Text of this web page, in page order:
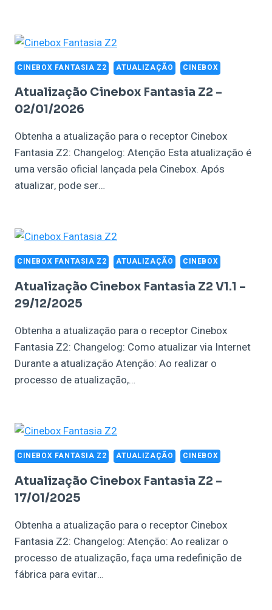
CINEBOX FANTASIA Z2 ATUALIZAÇÃO CINEBOX
Atualização Cinebox Fantasia Z2 –
02/01/2026
Obtenha a atualização para o receptor Cinebox
Fantasia Z2: Changelog: Atenção Esta atualização é
uma versão oficial lançada pela Cinebox. Após
atualizar, pode ser…
CINEBOX FANTASIA Z2 ATUALIZAÇÃO CINEBOX
Atualização Cinebox Fantasia Z2 V1.1 –
29/12/2025
Obtenha a atualização para o receptor Cinebox
Fantasia Z2: Changelog: Como atualizar via Internet
Durante a atualização Atenção: Ao realizar o
processo de atualização,…
CINEBOX FANTASIA Z2 ATUALIZAÇÃO CINEBOX
Atualização Cinebox Fantasia Z2 –
17/01/2025
Obtenha a atualização para o receptor Cinebox
Fantasia Z2: Changelog: Atenção: Ao realizar o
processo de atualização, faça uma redefinição de
fábrica para evitar…